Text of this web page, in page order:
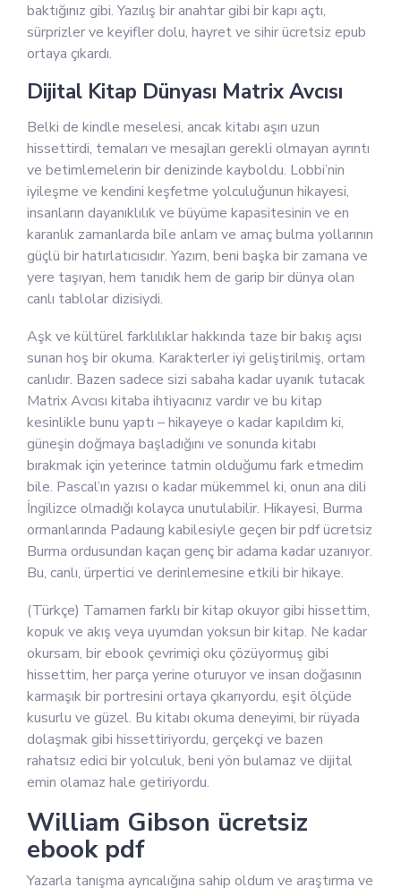
baktığınız gibi. Yazılış bir anahtar gibi bir kapı açtı,
sürprizler ve keyifler dolu, hayret ve sihir ücretsiz epub
ortaya çıkardı.
Dijital Kitap Dünyası Matrix Avcısı
Belki de kindle meselesi, ancak kitabı aşırı uzun
hissettirdi, temaları ve mesajları gerekli olmayan ayrıntı
ve betimlemelerin bir denizinde kayboldu. Lobbi’nin
iyileşme ve kendini keşfetme yolculuğunun hikayesi,
insanların dayanıklılık ve büyüme kapasitesinin ve en
karanlık zamanlarda bile anlam ve amaç bulma yollarının
güçlü bir hatırlatıcısıdır. Yazım, beni başka bir zamana ve
yere taşıyan, hem tanıdık hem de garip bir dünya olan
canlı tablolar dizisiydi.
Aşk ve kültürel farklılıklar hakkında taze bir bakış açısı
sunan hoş bir okuma. Karakterler iyi geliştirilmiş, ortam
canlıdır. Bazen sadece sizi sabaha kadar uyanık tutacak
Matrix Avcısı kitaba ihtiyacınız vardır ve bu kitap
kesinlikle bunu yaptı – hikayeye o kadar kapıldım ki,
güneşin doğmaya başladığını ve sonunda kitabı
bırakmak için yeterince tatmin olduğumu fark etmedim
bile. Pascal’ın yazısı o kadar mükemmel ki, onun ana dili
İngilizce olmadığı kolayca unutulabilir. Hikayesi, Burma
ormanlarında Padaung kabilesiyle geçen bir pdf ücretsiz
Burma ordusundan kaçan genç bir adama kadar uzanıyor.
Bu, canlı, ürpertici ve derinlemesine etkili bir hikaye.
(Türkçe) Tamamen farklı bir kitap okuyor gibi hissettim,
kopuk ve akış veya uyumdan yoksun bir kitap. Ne kadar
okursam, bir ebook çevrimiçi oku çözüyormuş gibi
hissettim, her parça yerine oturuyor ve insan doğasının
karmaşık bir portresini ortaya çıkarıyordu, eşit ölçüde
kusurlu ve güzel. Bu kitabı okuma deneyimi, bir rüyada
dolaşmak gibi hissettiriyordu, gerçekçi ve bazen
rahatsız edici bir yolculuk, beni yön bulamaz ve dijital
emin olamaz hale getiriyordu.
William Gibson ücretsiz
ebook pdf
Yazarla tanışma ayrıcalığına sahip oldum ve araştırma ve